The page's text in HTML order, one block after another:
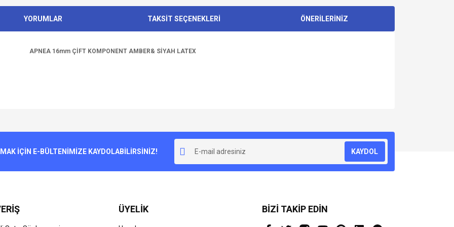
YORUMLAR TAKSİT SEÇENEKLERİ ÖNERİLERİNİZ
APNEA 16mm ÇİFT KOMPONENT AMBER& SİYAH LATEX
İÇİN E-BÜLTENİMİZE KAYDOLABİLİRSİNİZ! KAYDOL
ÜYELİK BİZİ TAKİP EDİN